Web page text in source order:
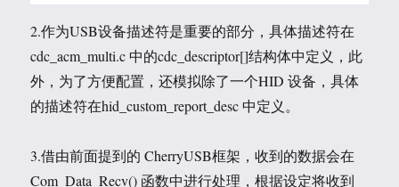
2.作为USB设备描述符是重要的部分，具体描述符在
cdc_acm_multi.c 中的cdc_descriptor[]结构体中定义，此
外，为了方便配置，还模拟除了一个HID 设备，具体
的描述符在hid_custom_report_desc 中定义。
3.借由前面提到的 CherryUSB框架，收到的数据会在
Com_Data_Recv() 函数中进行处理，根据设定将收到